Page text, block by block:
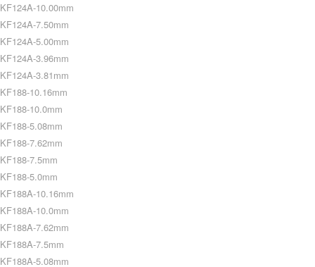
KF124A-10.00mm
KF124A-7.50mm
KF124A-5.00mm
KF124A-3.96mm
KF124A-3.81mm
KF188-10.16mm
KF188-10.0mm
KF188-5.08mm
KF188-7.62mm
KF188-7.5mm
KF188-5.0mm
KF188A-10.16mm
KF188A-10.0mm
KF188A-7.62mm
KF188A-7.5mm
KF188A-5.08mm